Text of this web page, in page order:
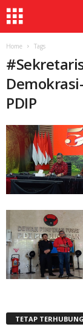
Home Tags
#
PDIP
TETAP TERHUBUNG